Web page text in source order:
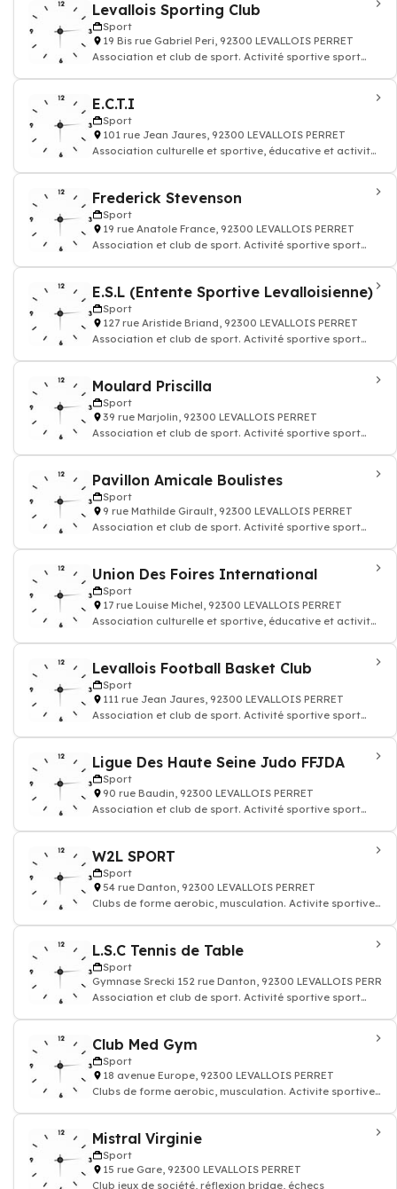
Levallois Sporting Club
Sport
19 Bis rue Gabriel Peri, 92300 LEVALLOIS PERRET
Association et club de sport. Activité sportive sport
E.C.T.I
Sport
101 rue Jean Jaures, 92300 LEVALLOIS PERRET
Association culturelle et sportive, éducative et activites
Frederick Stevenson
Sport
19 rue Anatole France, 92300 LEVALLOIS PERRET
Association et club de sport. Activité sportive sport
E.S.L (Entente Sportive Levalloisienne)
Sport
127 rue Aristide Briand, 92300 LEVALLOIS PERRET
Association et club de sport. Activité sportive sport
Moulard Priscilla
Sport
39 rue Marjolin, 92300 LEVALLOIS PERRET
Association et club de sport. Activité sportive sport
Pavillon Amicale Boulistes
Sport
9 rue Mathilde Girault, 92300 LEVALLOIS PERRET
Association et club de sport. Activité sportive sport
Union Des Foires International
Sport
17 rue Louise Michel, 92300 LEVALLOIS PERRET
Association culturelle et sportive, éducative et activites
Levallois Football Basket Club
Sport
111 rue Jean Jaures, 92300 LEVALLOIS PERRET
Association et club de sport. Activité sportive sport
Ligue Des Haute Seine Judo FFJDA
Sport
90 rue Baudin, 92300 LEVALLOIS PERRET
Association et club de sport. Activité sportive sport
W2L SPORT
Sport
54 rue Danton, 92300 LEVALLOIS PERRET
Clubs de forme aerobic, musculation. Activite sportive
L.S.C Tennis de Table
Sport
Gymnase Srecki 152 rue Danton, 92300 LEVALLOIS PERRET
Association et club de sport. Activité sportive sport
Club Med Gym
Sport
18 avenue Europe, 92300 LEVALLOIS PERRET
Clubs de forme aerobic, musculation. Activite sportive
Mistral Virginie
Sport
15 rue Gare, 92300 LEVALLOIS PERRET
Club jeux de société, réflexion bridge, échecs